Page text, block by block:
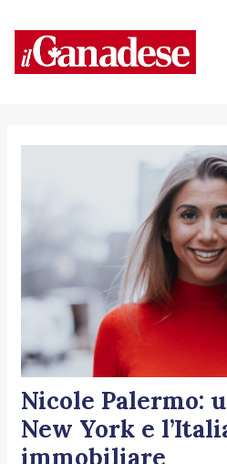
contenuto
Nicole Palermo:
New York e
immobiliare
articoli